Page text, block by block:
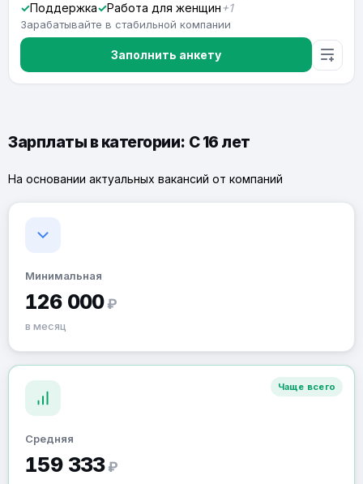
Поддержка
Работа для женщин +1
Зарабатывайте в стабильной компании
Заполнить анкету
Зарплаты в категории: С 16 лет
На основании актуальных вакансий от компаний
Минимальная
126 000 ₽
в месяц
Чаще всего
Средняя
159 333 ₽